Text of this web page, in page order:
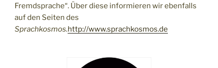
Fremdsprache“. Über diese informieren wir ebenfalls
auf den Seiten des
Sprachkosmos.http://www.sprachkosmos.de